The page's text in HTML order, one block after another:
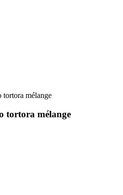
tortora mélange
tortora mélange